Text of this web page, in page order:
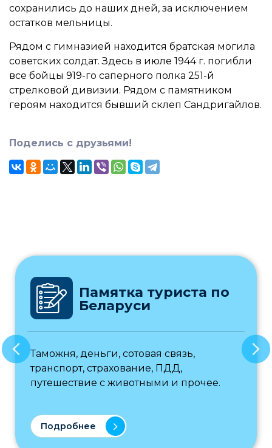
сохранились до наших дней, за исключением
остатков мельницы.
Рядом с гимназией находится братская могила
советских солдат. Здесь в июле 1944 г. погибли
все бойцы 919-го саперного полка 251-й
стрелковой дивизии. Рядом с памятником
героям находится бывший склеп Сандригайлов.
Поделись с друзьями!
Памятка туриста по
Беларуси
Таможня, деньги, сотовая связь,
транспорт, страхование, ПДД,
путешествие с животными и прочее.
Подробнее